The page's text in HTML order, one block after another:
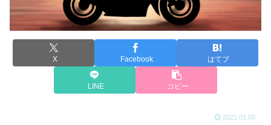
X Facebook はてブ
LINE コピー
2021.01.08